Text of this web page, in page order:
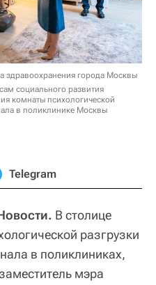
здравоохранения города Москвы
социального развития
комнаты психологической
в поликлинике Москвы
Telegram
В столице
разгрузки
в поликлиниках,
мэра